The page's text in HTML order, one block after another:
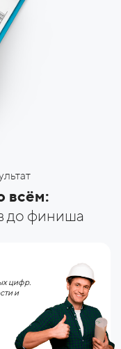
всём:
до финиша
цифр.
и